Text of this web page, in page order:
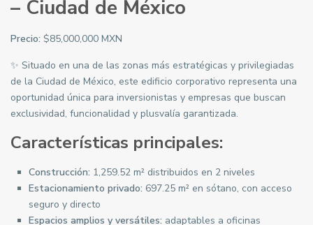
– Ciudad de México
Precio: $85,000,000 MXN
✨ Situado en una de las zonas más estratégicas y privilegiadas
de la Ciudad de México, este edificio corporativo representa una
oportunidad única para inversionistas y empresas que buscan
exclusividad, funcionalidad y plusvalía garantizada.
Características principales:
Construcción: 1,259.52 m² distribuidos en 2 niveles
Estacionamiento privado: 697.25 m² en sótano, con acceso
seguro y directo
Espacios amplios y versátiles: adaptables a oficinas